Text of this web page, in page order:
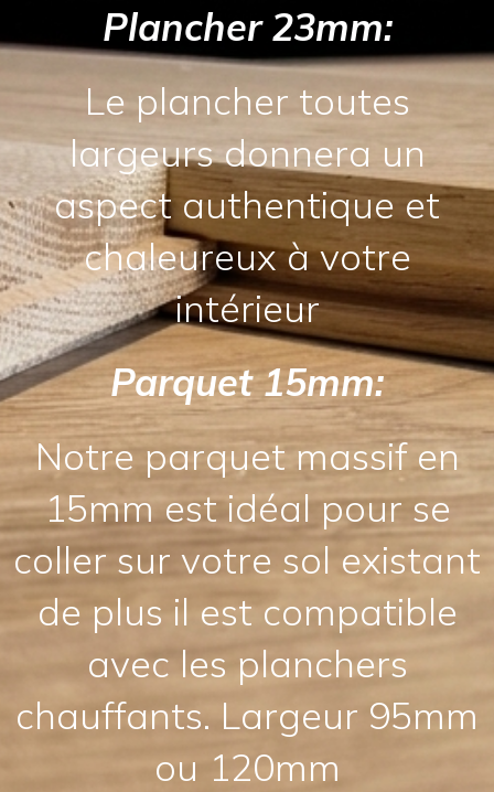
Plancher 23mm:
Le plancher toutes
largeurs donnera un
aspect authentique et
chaleureux à votre
intérieur
Parquet 15mm:
Notre parquet massif en
15mm est idéal pour se
coller sur votre sol existant
de plus il est compatible
avec les planchers
chauffants. Largeur 95mm
ou 120mm